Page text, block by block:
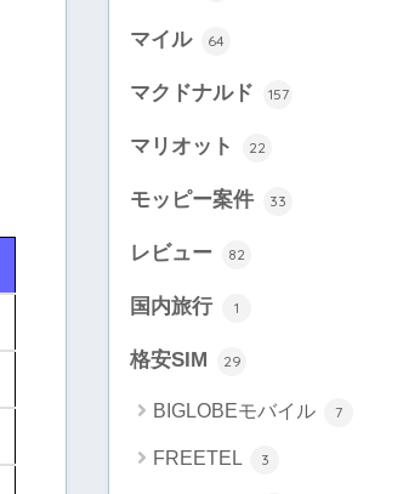
マイル 64
マクドナルド 157
マリオット 22
モッピー案件 33
レビュー 82
国内旅行 1
格安SIM 29
BIGLOBEモバイル 7
FREETEL 3